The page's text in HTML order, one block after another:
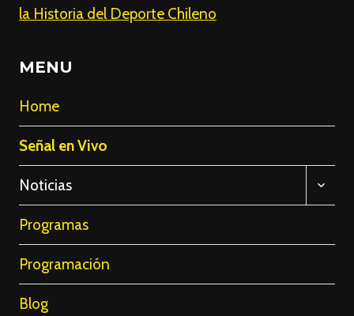
la Historia del Deporte Chileno
MENU
Home
Señal en Vivo
Noticias
HIJO
Programas
Programación
Blog